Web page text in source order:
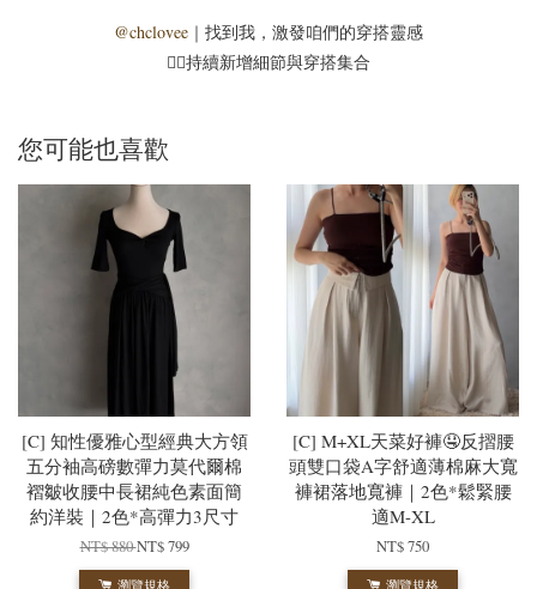
@chclovee ｜找到我，激發咱們的穿搭靈感
☝🏻持續新增細節與穿搭集合
您可能也喜歡
[C] 知性優雅心型經典大方領
五分袖高磅數彈力莫代爾棉
褶皺收腰中長裙純色素面簡
約洋裝｜2色*高彈力3尺寸
NT$ 880NT$ 799
[C] M+XL天菜好褲🤤反摺腰
頭雙口袋A字舒適薄棉麻大寬
褲裙落地寬褲｜2色*鬆緊腰
適M-XL
NT$ 750